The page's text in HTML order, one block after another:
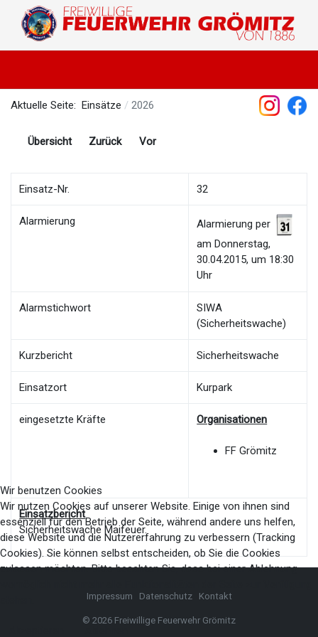
Aktuelle Seite: Einsätze 2026
Übersicht Zurück Vor
Einsatz-Nr. 32
Alarmierung
Alarmierung per
am Donnerstag,
30.04.2015, um 18:30
Uhr
Alarmstichwort
SIWA
(Sicherheitswache)
Kurzbericht Sicherheitswache
Einsatzort Kurpark
eingesetzte Kräfte Organisationen
FF Grömitz
Einsatzbericht
Sicherheitswache Maifeuer.
Impressum Datenschutz Kontakt
© 2026 Freiwillige Feuerwehr Grömitz
Wir benutzen Cookies
Wir nutzen Cookies auf unserer Website. Einige von ihnen sind
essenziell für den Betrieb der Seite, während andere uns helfen,
diese Website und die Nutzererfahrung zu verbessern (Tracking
Cookies). Sie können selbst entscheiden, ob Sie die Cookies
zulassen möchten. Bitte beachten Sie, dass bei einer Ablehnung